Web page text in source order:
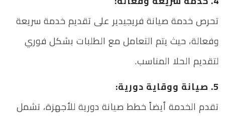
تحرص خدمة صيانة فريجيدير على تقديم خدمة سريعة
وفعالة، حيث يتم التعامل مع الطلبات بشكل فوري
لتقديم الحلا المناسب.
5. صيانة ووقاية دورية:
تقدم الخدمة أيضاً خطط صيانة دورية للأجهزة، تشمل